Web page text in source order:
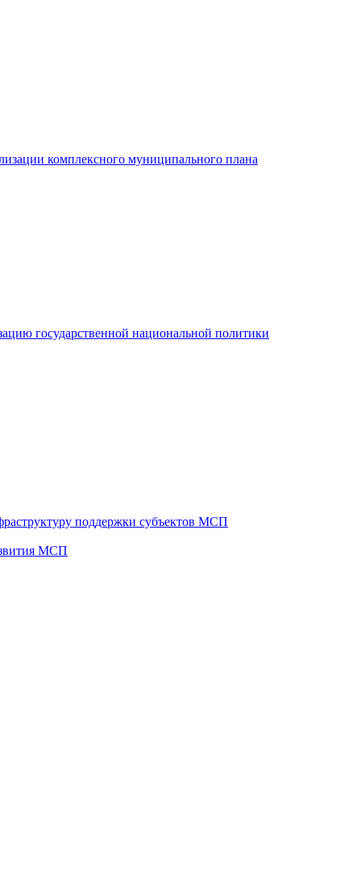
комплексного муниципального плана
государственной национальной политики
поддержки субъектов МСП
МСП